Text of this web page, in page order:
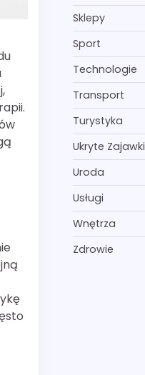
Sklepy
Sport
Technologie
Transport
Turystyka
Ukryte Zajawki
Uroda
Usługi
Wnętrza
Zdrowie